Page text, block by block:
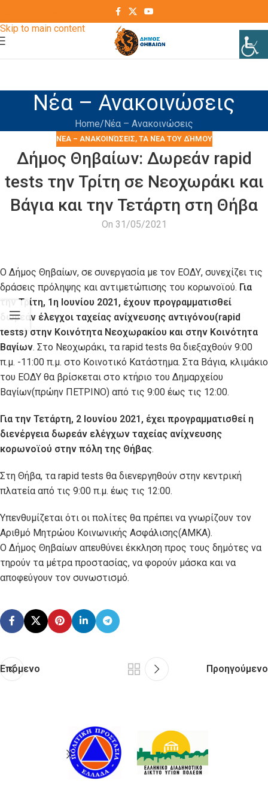
Skip to main content
Νέα – Ανακοινώσεις
Home Νέα – Ανακοινώσεις
ΝΈΑ – ΑΝΑΚΟΙΝΏΣΕΙΣ, ΤΑ ΝΈΑ ΤΟΥ ΔΉΜΟΥ
Δήμος Θηβαίων: Δωρεάν rapid
tests την Τρίτη σε Νεοχωράκι και
Βάγια και την Τετάρτη στη Θήβα
On 31/05/2021
O Δήμος Θηβαίων, σε συνεργασία με τον ΕΟΔΥ, συνεχίζει τις
δράσεις πρόληψης και αντιμετώπισης του κορωνοϊού. Για
την Τρίτη, 1η Ιουνίου 2021, έχουν προγραμματισθεί
δωρεάν έλεγχοι ταχείας ανίχνευσης αντιγόνου(rapid
tests) στην Κοινότητα Νεοχωρακίου και στην Κοινότητα
Βαγίων. Στο Νεοχωράκι, τα rapid tests θα διεξαχθούν 9:00
π.μ. -11:00 π.μ. στο Κοινοτικό Κατάστημα. Στα Βάγια, κλιμάκιο
του ΕΟΔΥ θα βρίσκεται στο κτήριο του Δημαρχείου
Βαγίων(πρώην ΠΕΤΡΙΝΟ) από τις 9:00 έως τις 12:00.
Για την Τετάρτη, 2 Ιουνίου 2021, έχει προγραμματισθεί η
διενέργεια δωρεάν ελέγχων ταχείας ανίχνευσης
κορωνοϊού στην πόλη της Θήβας.
Στη Θήβα, τα rapid tests θα διενεργηθούν στην κεντρική
πλατεία από τις 9:00 π.μ. έως τις 12:00.
Υπενθυμίζεται ότι οι πολίτες θα πρέπει να γνωρίζουν τον
Αριθμό Μητρώου Κοινωνικής Ασφάλισης(ΑΜΚΑ).
Ο Δήμος Θηβαίων απευθύνει έκκληση προς τους δημότες να
τηρούν τα μέτρα προστασίας, να φορούν μάσκα και να
αποφεύγουν τον συνωστισμό.
Επόμενο Προηγούμενο